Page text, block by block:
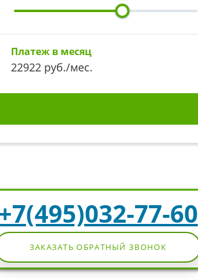
Платеж в месяц
22922руб./мес.
77-60
ЗАКАЗАТЬ ОБРАТНЫЙ ЗВОНОК